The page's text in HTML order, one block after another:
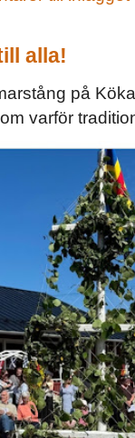
alla!
på
varför